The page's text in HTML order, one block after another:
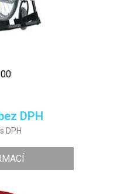
DPH
DPH